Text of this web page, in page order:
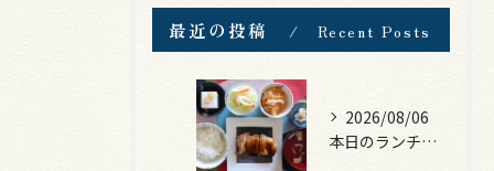
最近の投稿 Recent Posts
2026/08/06
本日のランチは、照焼きチキン！